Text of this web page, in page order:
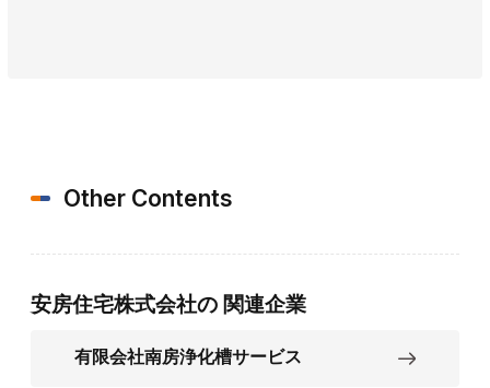
Other Contents
安房住宅株式会社の 関連企業
有限会社南房浄化槽サービス